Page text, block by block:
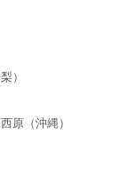
）
原（沖縄）